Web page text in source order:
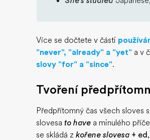
Více se dočtete v části
"never", "already" a "yet" a v
slovy "for" a "since".
Tvoření
Předpřítomný čas všech sloves
slovesa to have a minulého
se skládá z kořene slovesa + ed